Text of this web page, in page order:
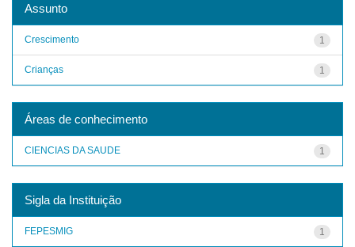
Assunto
1
Crescimento
1
Crianças
Áreas de conhecimento
1
CIENCIAS DA SAUDE
Sigla da Instituição
1
FEPESMIG